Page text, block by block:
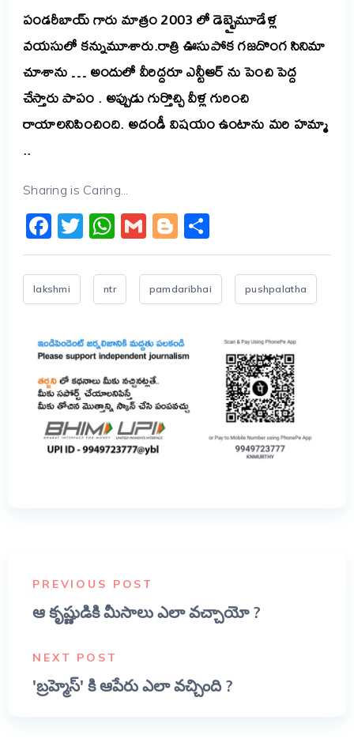
పండ‌రీబాయ్ గారు మాత్రం 2003 లో డెబ్బైమూడేళ్ల
వ‌య‌సులో క‌న్నుమూశారు.రాత్రి ఊసుపోక గ‌జ‌దొంగ సినిమా
చూశాను … అందులో వీరిద్ద‌రూ ఎన్టీఆర్ ను పెంచి పెద్ద
చేస్తారు పాపం . అప్పుడు గుర్తొచ్చి వీళ్ల గురించి
రాయాల‌నిపించింది. అదండీ విష‌యం ఉంటాను మ‌రి హ‌మ్మా
..
Sharing is Caring...
Facebook
Twitter
WhatsApp
GmailBlogger
Share
lakshmi ntr pamdaribhai pushpalatha
PREVIOUS POST
ఆ కృష్ణుడికి మీసాలు ఎలా వచ్చాయో ?
NEXT POST
'బ్రహ్మెస్' కి ఆపేరు ఎలా వచ్చింది ?